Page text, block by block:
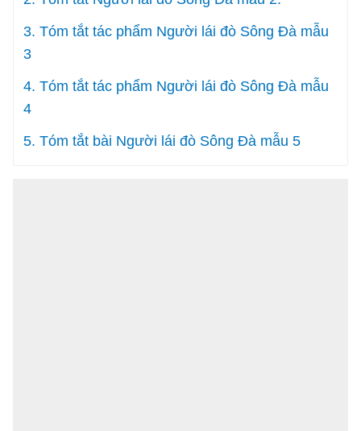
3. Tóm tắt tác phẩm Người lái đò Sông Đà mẫu
3
4. Tóm tắt tác phẩm Người lái đò Sông Đà mẫu
4
5. Tóm tắt bài Người lái đò Sông Đà mẫu 5